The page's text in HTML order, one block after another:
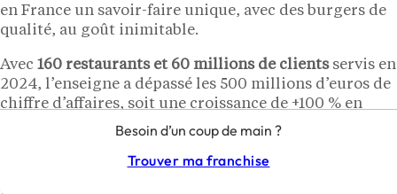
en France un savoir-faire unique, avec des burgers de
qualité, au goût inimitable.
Avec 160 restaurants et 60 millions de clientsservis en
2024, l’enseigne a dépassé les 500 millions d’euros de
chiffre d’affaires, soit une croissance de +100 % en
trois ans, soutenue par la relance de la marque et une
exceptionnelle dynamique de développement avec
l’ouverture de 60 nouveaux restaurants.
Besoin d’un coup de main ?
Trouver ma franchise